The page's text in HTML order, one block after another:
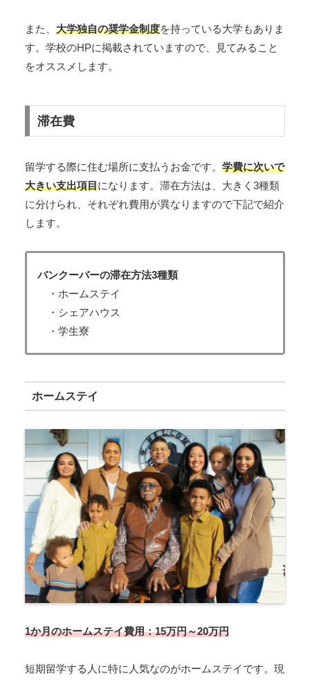
また、 大学独自の奨学金制度を持っている大学もありま
す。学校のHPに掲載されていますので、見てみること
をオススメします。
滞在費
留学する際に住む場所に支払うお金です。 学費に次いで
大きい支出項目になります。滞在方法は、大きく3種類
に分けられ、それぞれ費用が異なりますので下記で紹介
します。
バンクーバーの滞在方法3種類
・ホームステイ
・シェアハウス
・学生寮
ホームステイ
1か月のホームステイ費用：15万円～20万円
短期留学する人に特に人気なのがホームステイです。現